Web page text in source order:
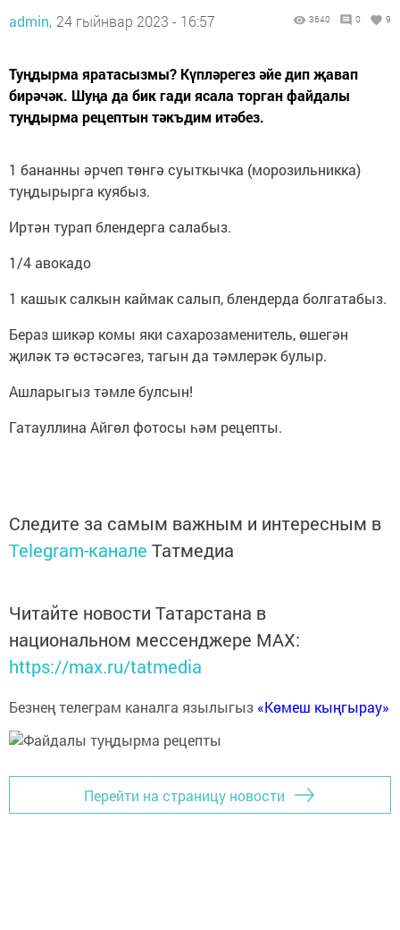
admin, 24 гыйнвар 2023 - 16:57 3640 0 9
Туңдырма яратасызмы? Күпләрегез әйе дип җавап
бирәчәк. Шуңа да бик гади ясала торган файдалы
туңдырма рецептын тәкъдим итәбез.
1 бананны әрчеп төнгә суыткычка (морозильникка)
туңдырырга куябыз.
Иртән турап блендерга салабыз.
1/4 авокадо
1 кашык салкын каймак салып, блендерда болгатабыз.
Бераз шикәр комы яки сахарозаменитель, өшегән
җиләк тә өстәсәгез, тагын да тәмлерәк булыр.
Ашларыгыз тәмле булсын!
Гатауллина Айгөл фотосы һәм рецепты.
Следите за самым важным и интересным в
Telegram-канале Татмедиа
Читайте новости Татарстана в
национальном мессенджере MАХ:
https://max.ru/tatmedia
Безнең телеграм каналга язылыгыз «Көмеш кыңгырау»
Перейти на страницу новости